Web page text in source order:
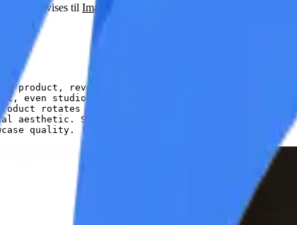
henvises til Image-to-Video AI Guide
product, revealing
even studio lighting
rotates smoothly
aesthetic. Steady,
quality.